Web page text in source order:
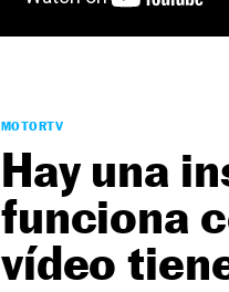
MOTORTV
Hay una
funciona
vídeo